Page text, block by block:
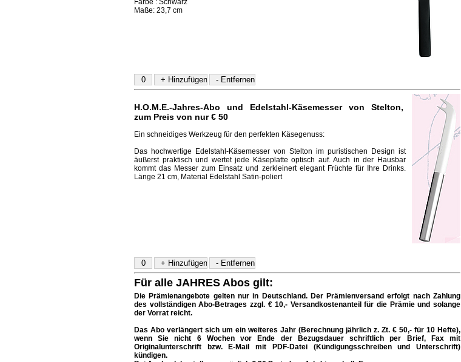
Farbe : Schwarz
Maße: 23,7 cm
H.O.M.E.-Jahres-Abo und Edelstahl-Käsemesser von Stelton,
zum Preis von nur € 50
Ein schneidiges Werkzeug für den perfekten Käsegenuss:
Das hochwertige Edelstahl-Käsemesser von Stelton im puristischen Design ist
äußerst praktisch und wertet jede Käseplatte optisch auf. Auch in der Hausbar
kommt das Messer zum Einsatz und zerkleinert elegant Früchte für Ihre Drinks.
Länge 21 cm, Material Edelstahl Satin-poliert
Für alle JAHRES Abos gilt:
Die Prämienangebote gelten nur in Deutschland. Der Prämienversand erfolgt nach Zahlung
des vollständigen Abo-Betrages zzgl. € 10,- Versandkostenanteil für die Prämie und solange
der Vorrat reicht.
Das Abo verlängert sich um ein weiteres Jahr (Berechnung jährlich z. Zt. € 50,- für 10 Hefte),
wenn Sie nicht 6 Wochen vor Ende der Bezugsdauer schriftlich per Brief, Fax mit
Originalunterschrift bzw. E-Mail mit PDF-Datei (Kündigungsschreiben und Unterschrift)
kündigen.